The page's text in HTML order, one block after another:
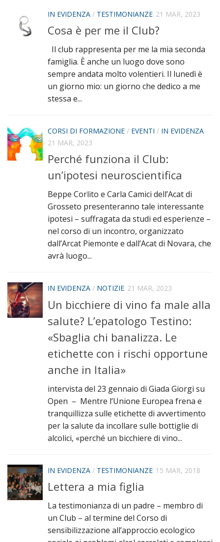
IN EVIDENZA / TESTIMONIANZE 21 MAR, 2023
Cosa è per me il Club?
Il club rappresenta per me la mia seconda
famiglia. È anche un luogo dove sono
sempre andata molto volentieri. Il lunedì è
un giorno mio: un giorno che dedico a me
stessa e...
CORSI DI FORMAZIONE / EVENTI / IN EVIDENZA
21 MAR, 2023
Perché funziona il Club:
un’ipotesi neuroscientifica
Beppe Corlito e Carla Camici dell’Acat di
Grosseto presenteranno tale interessante
ipotesi – suffragata da studi ed esperienze –
nel corso di un incontro, organizzato
dall’Arcat Piemonte e dall’Acat di Novara, che
avrà luogo...
IN EVIDENZA / NOTIZIE 21 MAR, 2023
Un bicchiere di vino fa male alla
salute? L’epatologo Testino:
«Sbaglia chi banalizza. Le
etichette con i rischi opportune
anche in Italia»
intervista del 23 gennaio di Giada Giorgi su
Open – Mentre l’Unione Europea frena e
tranquillizza sulle etichette di avvertimento
per la salute da incollare sulle bottiglie di
alcolici, «perché un bicchiere di vino...
IN EVIDENZA / TESTIMONIANZE 15 MAR, 2018
Lettera a mia figlia
La testimonianza di un padre – membro di
un Club – al termine del Corso di
sensibilizzazione all’approccio ecologico